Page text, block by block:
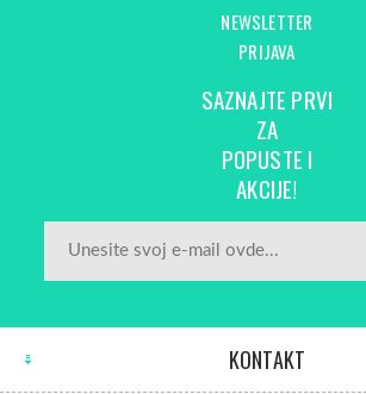
NEWSLETTER
PRIJAVA
SAZNAJTE PRVI
ZA
POPUSTE I
AKCIJE!
KONTAKT